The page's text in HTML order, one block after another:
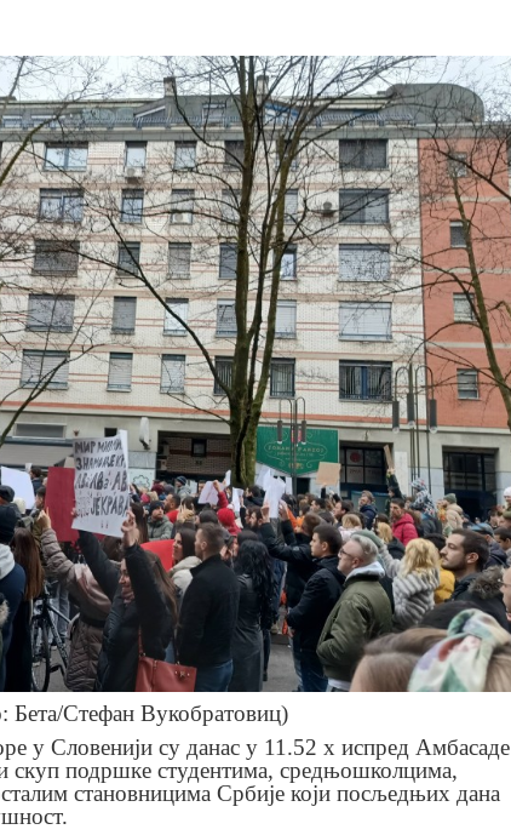
Стефан Вукобратовиц)
у Словенији су данас у 11.52 х испред Амбасаде
подршке студентима, средњошколцима,
становницима Србије који посљедњих дана